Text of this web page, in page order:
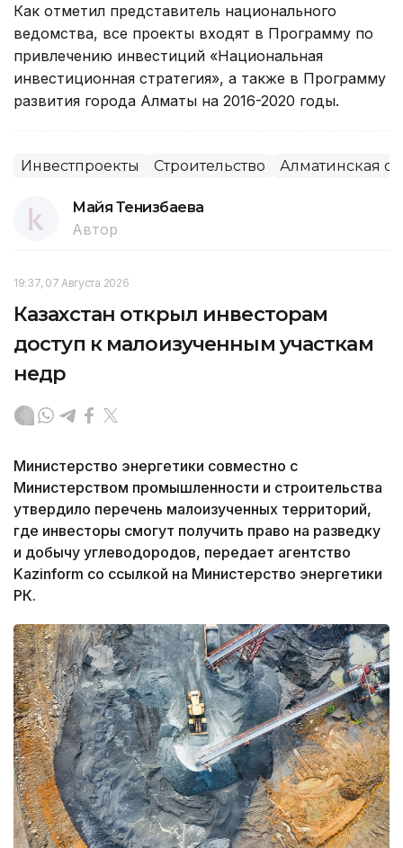
Как отметил представитель национального
ведомства, все проекты входят в Программу по
привлечению инвестиций «Национальная
инвестиционная стратегия», а также в Программу
развития города Алматы на 2016-2020 годы.
Инвестпроекты Строительство Алматинская
Майя Тенизбаева
Автор
19:37, 07 Августа 2026
Казахстан открыл инвесторам
доступ к малоизученным участкам
недр
Министерство энергетики совместно с
Министерством промышленности и строительства
утвердило перечень малоизученных территорий,
где инвесторы смогут получить право на разведку
и добычу углеводородов, передает агентство
Kazinform со ссылкой на Министерство энергетики
РК.